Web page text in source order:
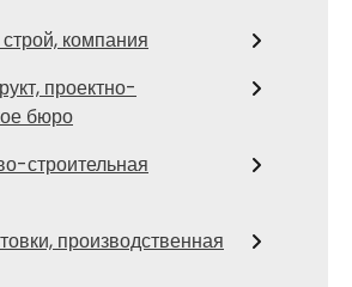
компания
проектно-
бюро
строительная
производственная